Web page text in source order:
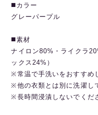
◼️カラー
グレーパープル
◼️素材
ナイロン80%・ライクラ
ックス24%）
※常温で手洗いをおすすめ
※他の衣類とは別に洗濯し
※長時間浸漬しないでくだ